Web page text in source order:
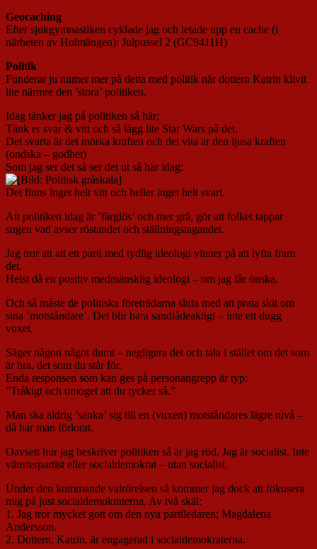
Geocaching
Efter sjukgymnastiken cyklade jag och letade upp en cache (i
närheten av Holmängen): Julpussel 2 (GC9411H)
Politik
Funderar ju numer mer på detta med politik när dottern Katrin klivit
lite närmre den ’stora’ politiken.
Idag tänker jag på politiken så här;
Tänk er svar & vitt och så lägg lite Star Wars på det.
Det svarta är det mörka kraften och det vita är den ljusa kraften
(ondska – godhet)
Som jag ser det så ser det ut så här idag:
Det finns inget helt vitt och heller inget helt svart.
Att politiken idag är ’färglös’ och mer grå, gör att folket tappar
sugen vad avser röstandet och ställningstagandet.
Jag tror att att ett parti med tydlig ideologi vinner på att lyfta fram
det.
Helst då en positiv medmänsklig ideologi – om jag får önska.
Och så måste de politiska företrädarna sluta med att prata skit om
sina ’motståndare’. Det blir bara sandlådeaktigt – inte ett dugg
vuxet.
Säger någon något dumt – negligera det och tala i stället om det som
är bra, det som du står för.
Enda responsen som kan ges på personangrepp är typ:
”Tråkigt och omoget att du tycker så.”
Man ska aldrig ’sänka’ sig till en (vuxen) motståndares lägre nivå –
då har man förlorat.
Oavsett hur jag beskriver politiken så är jag röd. Jag är socialist. Inte
vänsterpartist eller socialdemokrat – utan socialist.
Under den kommande valrörelsen så kommer jag dock att fokusera
mig på just socialdemokraterna. Av två skäl:
1. Jag tror mycket gott om den nya partiledaren; Magdalena
Andersson.
2. Dottern, Katrin, är engagerad i socialdemokraterna.